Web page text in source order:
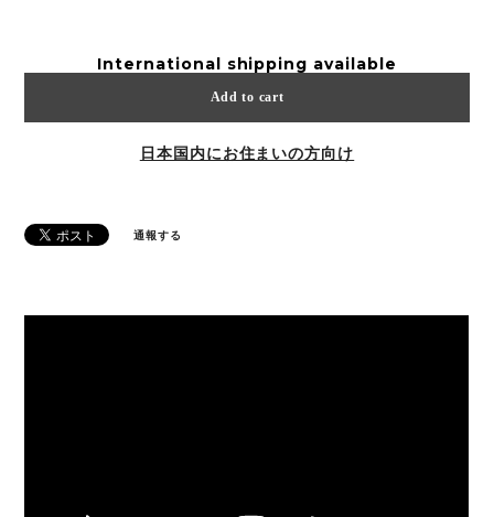
International shipping available
Add to cart
日本国内にお住まいの方向け
通報する